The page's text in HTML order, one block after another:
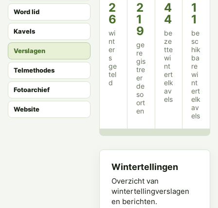
Word lid
Kavels
Verslagen
Telmethodes
Fotoarchief
Website
2
6
wi
nt
er
s
ge
tel
d
2
1
9
ge
re
gis
tre
er
de
so
ort
en
4
4
be
ze
tte
wi
nt
ert
elk
av
els
1
1
be
sc
hik
ba
re
wi
nt
ert
elk
av
els
Wintertellingen
Overzicht van
wintertellingverslagen
en berichten.